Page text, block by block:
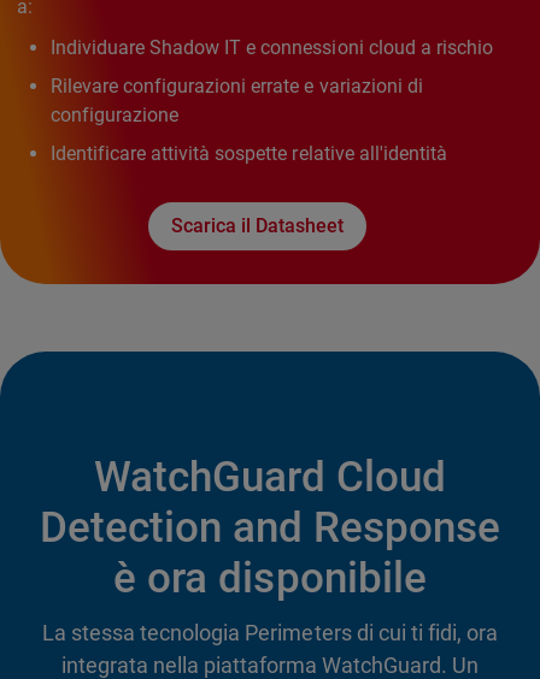
a:
Individuare Shadow IT e connessioni cloud a rischio
Rilevare configurazioni errate e variazioni di
configurazione
Identificare attività sospette relative all'identità
Scarica il Datasheet
WatchGuard Cloud
Detection and Response
è ora disponibile
La stessa tecnologia Perimeters di cui ti fidi, ora
integrata nella piattaforma WatchGuard. Un